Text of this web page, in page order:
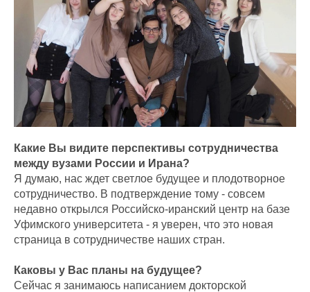
Какие Вы видите перспективы сотрудничества
между вузами России и Ирана?
Я думаю, нас ждет светлое будущее и плодотворное
сотрудничество. В подтверждение тому - совсем
недавно открылся Российско-иранский центр на базе
Уфимского университета - я уверен, что это новая
страница в сотрудничестве наших стран.
Каковы у Вас планы на будущее?
Сейчас я занимаюсь написанием докторской